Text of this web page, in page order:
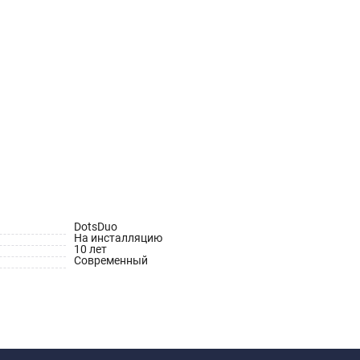
DotsDuo
На инсталляцию
10 лет
Современный